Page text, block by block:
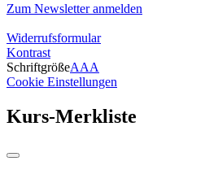
Zum Newsletter anmelden
Widerrufsformular
Kontrast
SchriftgrößeAAA
Cookie Einstellungen
Kurs-Merkliste